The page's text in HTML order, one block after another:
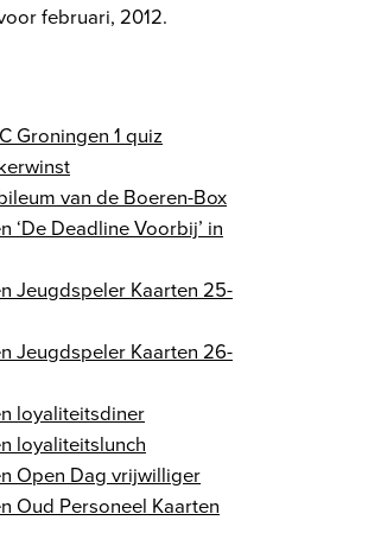
februari, 2012.
Groningen 1 quiz
van de Boeren-Box
‘De Deadline Voorbij’ in
Jeugdspeler Kaarten 25-
Jeugdspeler Kaarten 26-
loyaliteitsdiner
loyaliteitslunch
Open Dag vrijwilliger
Oud Personeel Kaarten